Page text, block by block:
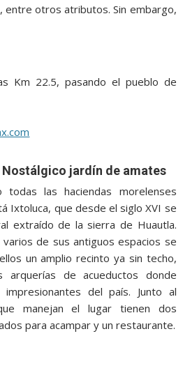
entre otros atributos. Sin embargo,
Km 22.5, pasando el pueblo de
jardín de amates
las haciendas morelenses
Ixtoluca, que desde el siglo XVI se
extraído de la sierra de Huautla.
de sus antiguos espacios se
un amplio recinto ya sin techo,
arquerías de acueductos donde
del país. Junto al
manejan el lugar tienen dos
para acampar y un restaurante.